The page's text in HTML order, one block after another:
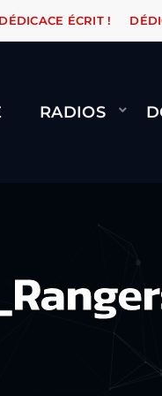
ROAD QUI PASSE,
DÉDICACE ÉCRIT !
RADIOS